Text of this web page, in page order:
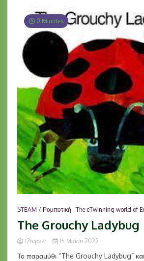
0 Minutes
STEAM / Ρομποτική The eTwinning world of
The Grouchy Ladybug
12nipver 15 Μαΐου 2022
Το παραμύθι “The Grouchy Ladybug” και